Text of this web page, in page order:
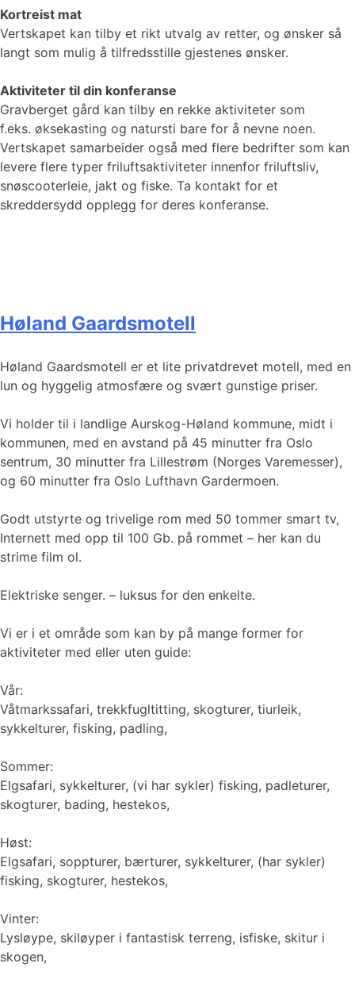
Kortreist mat
Vertskapet kan tilby et rikt utvalg av retter, og ønsker så
langt som mulig å tilfredsstille gjestenes ønsker.
Aktiviteter til din konferanse
Gravberget gård kan tilby en rekke aktiviteter som
f.eks. øksekasting og natursti bare for å nevne noen.
Vertskapet samarbeider også med flere bedrifter som kan
levere flere typer friluftsaktiviteter innenfor friluftsliv,
snøscooterleie, jakt og fiske. Ta kontakt for et
skreddersydd opplegg for deres konferanse.
Høland Gaardsmotell
Høland Gaardsmotell er et lite privatdrevet motell, med en
lun og hyggelig atmosfære og svært gunstige priser.
Vi holder til i landlige Aurskog-Høland kommune, midt i
kommunen, med en avstand på 45 minutter fra Oslo
sentrum, 30 minutter fra Lillestrøm (Norges Varemesser),
og 60 minutter fra Oslo Lufthavn Gardermoen.
Godt utstyrte og trivelige rom med 50 tommer smart tv,
Internett med opp til 100 Gb. på rommet – her kan du
strime film ol.
Elektriske senger. – luksus for den enkelte.
Vi er i et område som kan by på mange former for
aktiviteter med eller uten guide:
Vår:
Våtmarkssafari, trekkfugltitting, skogturer, tiurleik,
sykkelturer, fisking, padling,
Sommer:
Elgsafari, sykkelturer, (vi har sykler) fisking, padleturer,
skogturer, bading, hestekos,
Høst:
Elgsafari, soppturer, bærturer, sykkelturer, (har sykler)
fisking, skogturer, hestekos,
Vinter:
Lysløype, skiløyper i fantastisk terreng, isfiske, skitur i
skogen,